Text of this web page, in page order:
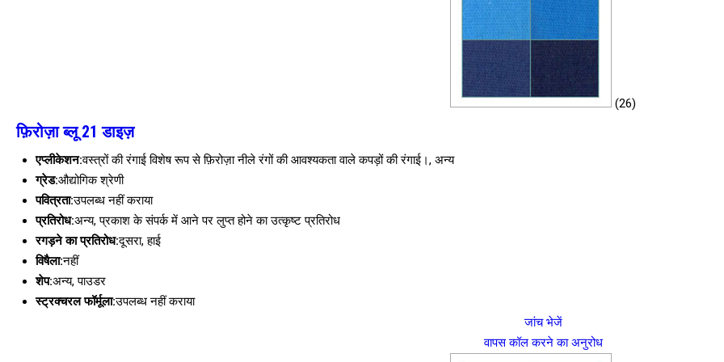
(26)
फ़िरोज़ा ब्लू 21 डाइज़
एप्लीकेशन:वस्त्रों की रंगाई विशेष रूप से फ़िरोज़ा नीले रंगों की आवश्यकता वाले कपड़ों की रंगाई।, अन्य
ग्रेड:औद्योगिक श्रेणी
पवित्रता:उपलब्ध नहीं कराया
प्रतिरोध:अन्य, प्रकाश के संपर्क में आने पर लुप्त होने का उत्कृष्ट प्रतिरोध
रगड़ने का प्रतिरोध:दूसरा, हाई
विषैला:नहीं
शेप:अन्य, पाउडर
स्ट्रक्चरल फॉर्मूला:उपलब्ध नहीं कराया
जांच भेजें
वापस कॉल करने का अनुरोध